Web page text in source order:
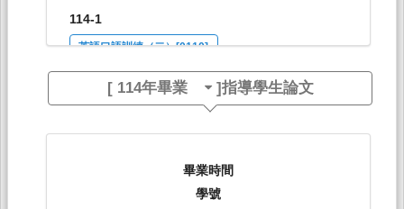
114-1
英語口語訓練（二）[0110]
日間學士班-外文系2
[ 114年畢業 ]指導學生論文
畢業時間
學號